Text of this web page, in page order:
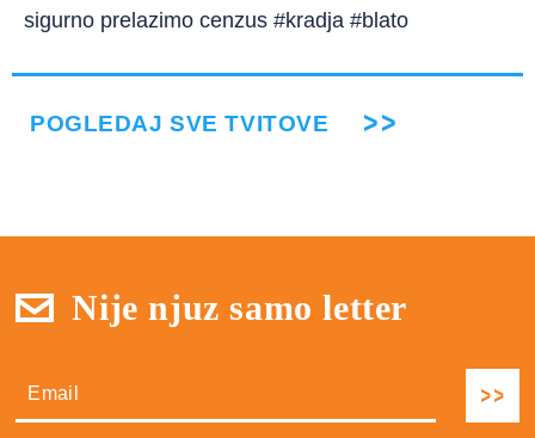
sigurno prelazimo cenzus #kradja #blato
POGLEDAJ SVE TVITOVE
Nije njuz samo letter